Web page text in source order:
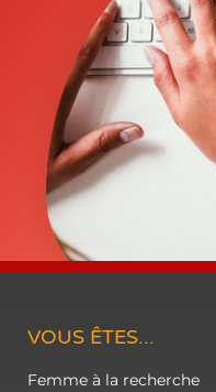
VOUS ÊTES...
Femme à la recherche